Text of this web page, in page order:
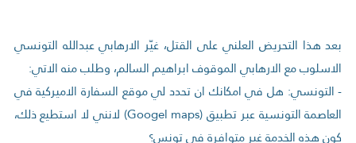
بعد هذا التحريض العلني على القتل، غيّر الارهابي عبدالله التونسي
الاسلوب مع الارهابي الموقوف ابراهيم السالم، وطلب منه الاتي:
- التونسي: هل في امكانك ان تحدد لي موقع السفارة الاميركية في
العاصمة التونسية عبر تطبيق (Googel maps) لانني لا استطيع ذلك،
كون هذه الخدمة غير متوافرة في تونس؟